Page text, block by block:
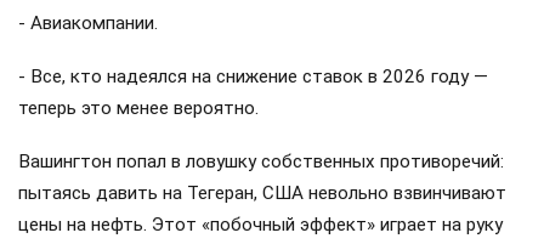
- Авиакомпании.
- Все, кто надеялся на снижение ставок в 2026 году —
теперь это менее вероятно.
Вашингтон попал в ловушку собственных противоречий:
пытаясь давить на Тегеран, США невольно взвинчивают
цены на нефть. Этот «побочный эффект» играет на руку